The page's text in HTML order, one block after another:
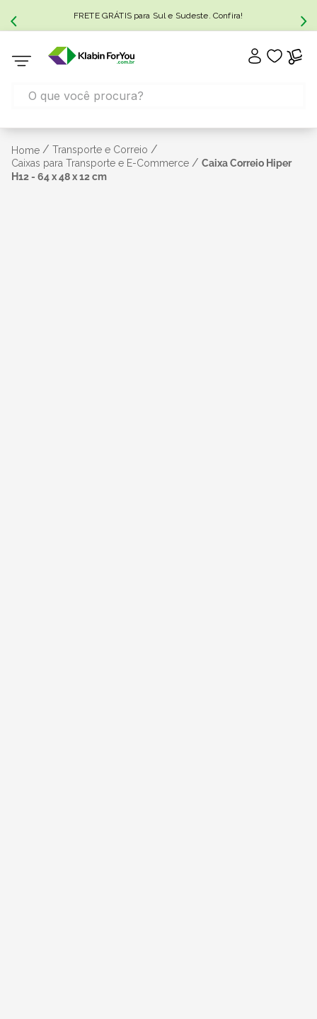
FRETE GRÁTIS para Sul e Sudeste. Confira!
Home / Transporte e Correio /
Caixas para Transporte e E-Commerce / Caixa Correio Hiper
H12 - 64 x 48 x 12 cm